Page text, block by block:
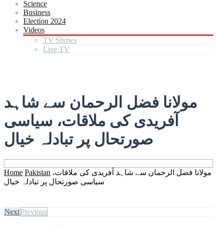
Science
Business
Election 2024
Videos
TV Shows
Live TV
مولانا فضل الرحمان سے شاہد
آفریدی کی ملاقات، سیاسی
صورتحال پر تبادلہ خیال
Home Pakistan مولانا فضل الرحمان سے شاہد آفریدی کی ملاقات،
سیاسی صورتحال پر تبادلہ خیال
NextPrevious